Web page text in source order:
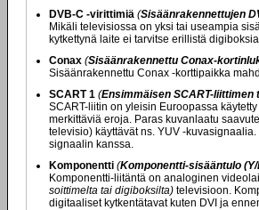
DVB-C -virittimiä (Sisäänrakennettujen
Mikäli televisiossa on yksi tai useampia
kytkettynä laite ei tarvitse erillistä
Conax (Sisäänrakennettu Conax-
Sisäänrakennettu Conax -korttipaikka
SCART 1 (Ensimmäisen SCART-liittimen
SCART-liitin on yleisin Euroopassa
merkittäviä eroja. Paras kuvanlaatu
televisio) käyttävät ns. YUV -
signaalin kanssa.
Komponentti (Komponentti-sisääntulo (Y/
Komponentti-liitäntä on analoginen
soittimelta tai digiboksilta) televisioon.
digitaaliset kytkentätavat kuten DVI ja